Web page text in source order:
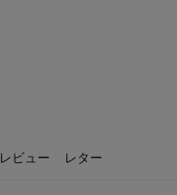
レビュー レター